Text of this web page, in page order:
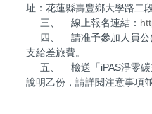
址：花蓮縣壽豐鄉大學路二
三、 線上報名連結：
四、 請准予參加人員公(
支給差旅費。
五、 檢送「iPAS淨零碳
說明乙份，請詳閱注意事項